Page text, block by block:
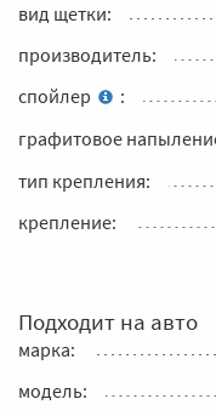
вид щетки:
производитель:
спойлер
:
графитовое
тип крепления:
крепление:
Подходит на авто
марка:
модель: